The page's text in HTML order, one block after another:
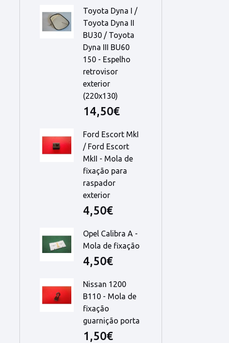
Toyota Dyna I /
Toyota Dyna II
BU30 / Toyota
Dyna III BU60
150 - Espelho
retrovisor
exterior
(220x130)
14,50€
Ford Escort MkI
/ Ford Escort
MkII - Mola de
fixação para
raspador
exterior
4,50€
Opel Calibra A -
Mola de fixação
4,50€
Nissan 1200
B110 - Mola de
fixação
guarnição porta
1,50€